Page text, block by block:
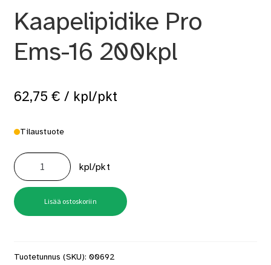
Kaapelipidike Pro
Ems-16 200kpl
62,75 € / kpl/pkt
Tilaustuote
Kaapelipidike
Pro
Ems-
16
200kpl
määrä
kpl/pkt
Lisää ostoskoriin
Tuotetunnus (SKU): 00692